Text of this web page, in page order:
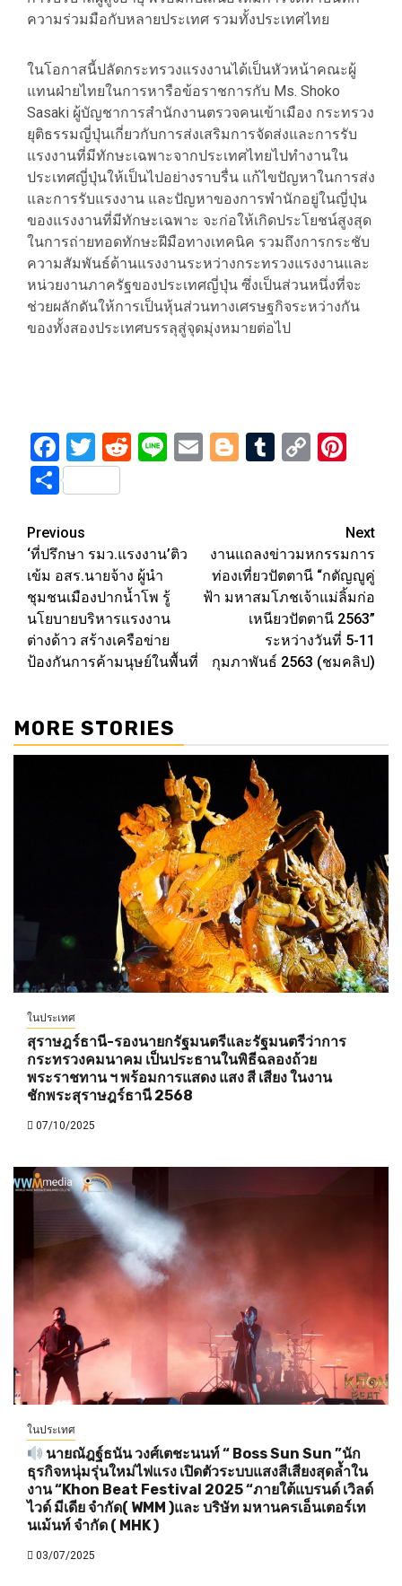
ความร่วมมือกับหลายประเทศ รวมทั้งประเทศไทย
ในโอกาสนี้ปลัดกระทรวงแรงงานได้เป็นหัวหน้าคณะผู้
แทนฝ่ายไทยในการหารือข้อราชการกับ Ms. Shoko
Sasaki ผู้บัญชาการสำนักงานตรวจคนเข้าเมือง กระทรวง
ยุติธรรมญี่ปุ่นเกี่ยวกับการส่งเสริมการจัดส่งและการรับ
แรงงานที่มีทักษะเฉพาะจากประเทศไทยไปทำงานใน
ประเทศญี่ปุ่นให้เป็นไปอย่างราบรื่น แก้ไขปัญหาในการส่ง
และการรับแรงงาน และปัญหาของการพำนักอยู่ในญี่ปุ่น
ของแรงงานที่มีทักษะเฉพาะ จะก่อให้เกิดประโยชน์สูงสุด
ในการถ่ายทอดทักษะฝีมือทางเทคนิค รวมถึงการกระชับ
ความสัมพันธ์ด้านแรงงานระหว่างกระทรวงแรงงานและ
หน่วยงานภาครัฐของประเทศญี่ปุ่น ซึ่งเป็นส่วนหนึ่งที่จะ
ช่วยผลักดันให้การเป็นหุ้นส่วนทางเศรษฐกิจระหว่างกัน
ของทั้งสองประเทศบรรลุสู่จุดมุ่งหมายต่อไป
Facebook
Twitter
Reddit
LineEmailBlogger
Tumblr
Copy
Share
Post
navigation
Previous
‘ที่ปรึกษา รมว.แรงงาน’ติว
เข้ม อสร.นายจ้าง ผู้นำ
ชุมชนเมืองปากน้ำโพ รู้
นโยบายบริหารแรงงาน
ต่างด้าว สร้างเครือข่าย
ป้องกันการค้ามนุษย์ในพื้นที่
Next
งานแถลงข่าวมหกรรมการ
ท่องเที่ยวปัตตานี “กตัญญูคู่
ฟ้า มหาสมโภชเจ้าแม่ลิ้มก่อ
เหนียวปัตตานี 2563”
ระหว่างวันที่ 5-11
กุมภาพันธ์ 2563 (ชมคลิป)
MORE STORIES
ในประเทศ
สุราษฎร์ธานี-รองนายกรัฐมนตรีและรัฐมนตรีว่าการ
กระทรวงคมนาคม เป็นประธานในพิธีฉลองถ้วย
พระราชทาน ฯ พร้อมการแสดง แสง สี เสียง ในงาน
ชักพระสุราษฎร์ธานี 2568
07/10/2025
ในประเทศ
นายณัฎฐ์ธนัน วงศ์เตชะนนท์ “ Boss Sun Sun ”นัก
ธุรกิจหนุ่มรุ่นใหม่ไฟแรง เปิดตัวระบบแสงสีเสียงสุดล้ำใน
งาน “Khon Beat Festival 2025 “ภายใต้แบรนด์ เวิลด์
ไวด์ มีเดีย จำกัด( WMM )และ บริษัท มหานครเอ็นเตอร์เท
นเม้นท์ จำกัด ( MHK )
03/07/2025